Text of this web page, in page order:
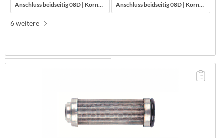
Anschluss beidseitig 08D | Körnung 25 μ Anschluss beidseitig 08D | Körnung 40 μ
6 weitere